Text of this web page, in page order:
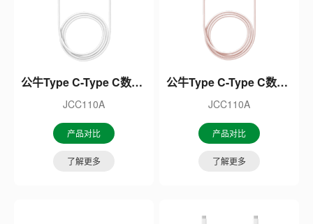
公牛Type C-Type C数据线
JCC110A
产品对比
了解更多
公牛Type C-Type C数据线
JCC110A
产品对比
了解更多